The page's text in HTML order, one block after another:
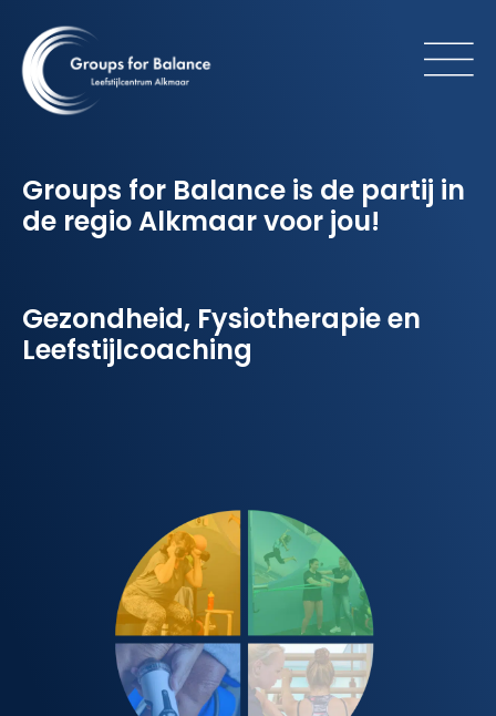
Groups for Balance is de partij in
de regio Alkmaar voor jou!
Gezondheid, Fysiotherapie en
Leefstijlcoaching